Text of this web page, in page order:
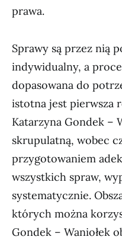
prawa.
Sprawy są przez nią
indywidualny, a
dopasowana do
istotna jest pierwsza
Katarzyna Gondek –
skrupulatną, wobec
przygotowaniem
wszystkich spraw,
systematycznie.
których można
Gondek – Waniołek